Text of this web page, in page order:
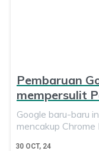
Pembaruan
mempersulit
30 OCT, 24
Google baru-baru
mencakup Chrome